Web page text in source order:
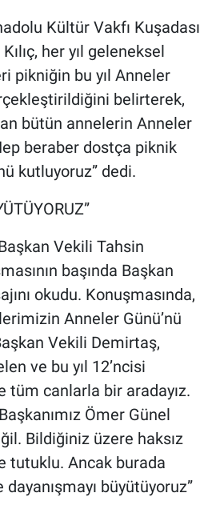
Kültür Vakfı Kuşadası
her yıl geleneksel
pikniğin bu yıl Anneler
belirterek,
bütün annelerin Anneler
beraber dostça piknik
kutluyoruz” dedi.
Vekili Tahsin
başında Başkan
okudu. Konuşmasında,
Anneler Günü’nü
Vekili Demirtaş,
ve bu yıl 12’ncisi
tüm canlarla bir aradayız.
Ömer Günel
Bildiğiniz üzere haksız
tutuklu. Ancak burada
büyütüyoruz”